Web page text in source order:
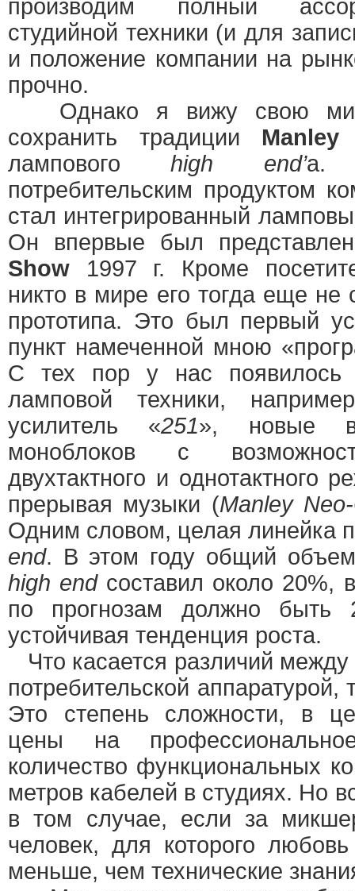
производим полный
студийной техники (и для
и положение компании на
прочно.
Однако я вижу свою
сохранить традиции Manley
ламповогоhigh end’а.
потребительским продуктом
стал интегрированный
Он впервые был
Show 1997 г. Кроме
никто в мире его тогда еще
прототипа. Это был первый
пункт намеченной мною
С тех пор у нас появилось
ламповой техники,
усилитель «251», новые
моноблоков с
двухтактного и однотактного
прерывая музыки (Manley
Одним словом, целая линейка
end. В этом году общий
high endсоставил около 20%,
по прогнозам должно быть
устойчивая тенденция роста.
Что касается различий
потребительской аппаратурой,
Это степень сложности, в
цены на
количество функциональных
метров кабелей в студиях. Но
в том случае, если за
человек, для которого
меньше, чем технические